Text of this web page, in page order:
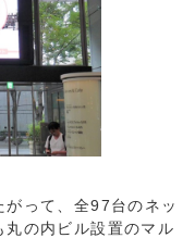
がって、全97台のネッ
丸の内ビル設置のマル